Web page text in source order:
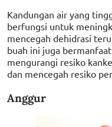
Kandungan air yang
berfungsi untuk
mencegah dehidrasi
buah ini juga
mengurangi resiko
dan mencegah resiko
Anggur